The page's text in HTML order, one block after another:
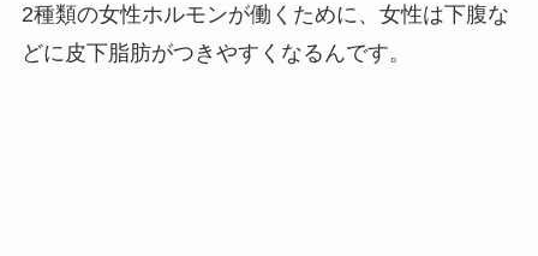
2種類の女性ホルモンが働くために、女性は下腹な
どに皮下脂肪がつきやすくなるんです。